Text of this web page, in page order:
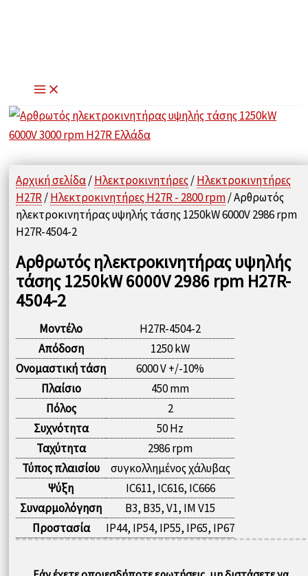
Αρχική σελίδα/Ηλεκτροκινητήρες/Ηλεκτροκινητήρες
H27R/Ηλεκτροκινητήρες H27R - 2800 rpm/ Αρθρωτός
ηλεκτροκινητήρας υψηλής τάσης 1250kW 6000V 2986 rpm
H27R-4504-2
Αρθρωτός ηλεκτροκινητήρας υψηλής
τάσης 1250kW 6000V 2986 rpm H27R-
4504-2
Μοντέλο
H27R-4504-2
Απόδοση
1250 kW
Ονομαστική τάση
6000 V +/-10%
Πλαίσιο
450 mm
Πόλος
2
Συχνότητα
50 Hz
Ταχύτητα
2986 rpm
Τύπος πλαισίου
συγκολλημένος χάλυβας
Ψύξη
IC611, IC616, IC666
Συναρμολόγηση
B3, B35, V1, IM V15
Προστασία
IP44, IP54, IP55, IP65, IP67